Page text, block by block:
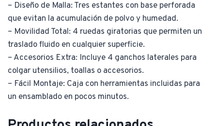
– Diseño de Malla: Tres estantes con base perforada
que evitan la acumulación de polvo y humedad.
– Movilidad Total: 4 ruedas giratorias que permiten un
traslado fluido en cualquier superficie.
– Accesorios Extra: Incluye 4 ganchos laterales para
colgar utensilios, toallas o accesorios.
– Fácil Montaje: Caja con herramientas incluidas para
un ensamblado en pocos minutos.